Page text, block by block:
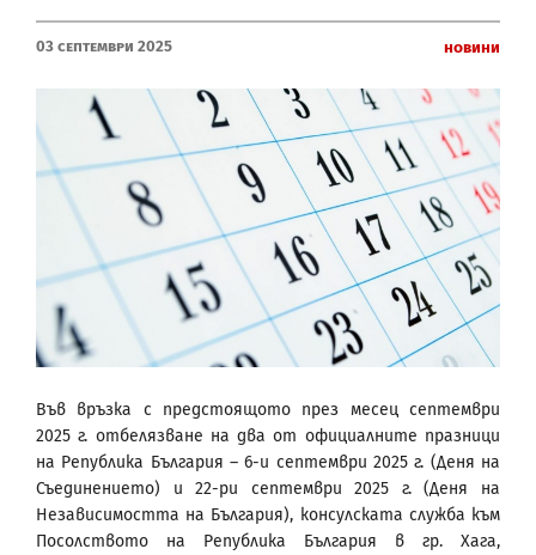
03 Септември 2025 Новини
Във връзка с предстоящото през месец септември
2025 г. отбелязване на два от официалните празници
на Република България – 6-и септември 2025 г. (Деня на
Съединението) и 22-ри септември 2025 г. (Деня на
Независимостта на България), консулската служба към
Посолството на Република България в гр. Хага,